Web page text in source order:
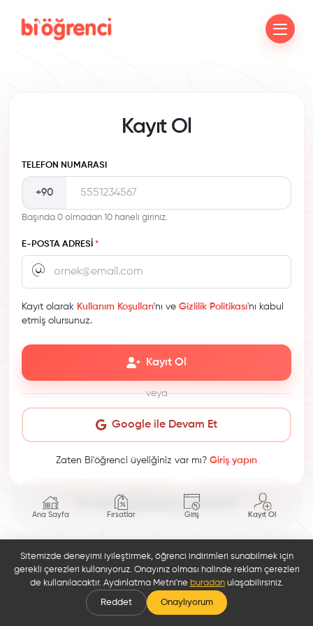
Ana Sayfa Fırsatlar Giriş Kayıt Ol
Kayıt Ol
TELEFON NUMARASI
+90
Başında 0 olmadan 10 haneli giriniz.
E-POSTA ADRESI *
Kayıt olarak Kullanım Koşulları'nı ve Gizlilik Politikası'nı kabul
etmiş olursunuz.
Kayıt Ol
veya
Google ile Devam Et
Zaten Bi'öğrenci üyeliğiniz var mı? Giriş yapın
This site is protected by reCAPTCHA.
Sitemizde deneyimi iyileştirmek, öğrenci indirimleri sunabilmek için
gerekli çerezleri kullanıyoruz. Onayınız olması halinde reklam çerezleri
de kullanılacaktır. Aydınlatma Metni'ne buradanulaşabilirsiniz.
Reddet Onaylıyorum